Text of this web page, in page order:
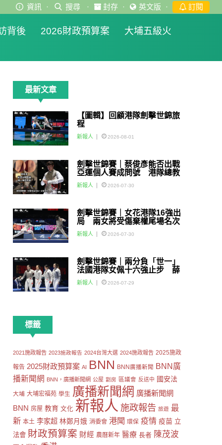
資訊 · 搜尋 · 封存 · 英文版 · 訂閱
背後 2026財政預算案
大埔五級火
最新文章
【圖輯】回顧港隊劍擊世錦旅
程
新報人 2026-08-01
劍擊世錦賽｜蔡俊彥能否出戰
亞運個人賽成問號 港隊總教
練：如醫生話可以一定會用佢
新報人 2026-07-30
劍擊世錦賽｜女花港隊16強出
局 兩女將受傷棄權尾場名次
賽
新報人 2026-07-30
劍擊世錦賽｜兩分負「世一」
法國港隊女佩十六強止步 薛
雅齊：我好有信心我哋可以做
到世界級嘅Team
新報人 2026-07-29
標籤
2021施政報告 2023施政報告 2024台灣大選 2024施政報告 2025施政
報告 2025財政預算案 AI BNN BNN廣播新聞
BNN廣
播新聞網 BNN，廣播新聞網 公屋 劏房 區議會 反送中 國安法
大埔 大埔宏福苑 學生 廣播新聞網 廣播新聞網
BNN 房屋 教育 文化 新報人 施政報告 旅遊 最
新 本土 李家超 林鄭月娥 消委會 港聞 環保 疫情 疫苗 立
法會 財政預算案 財經 農曆新年 醫療 長者 陳茂波